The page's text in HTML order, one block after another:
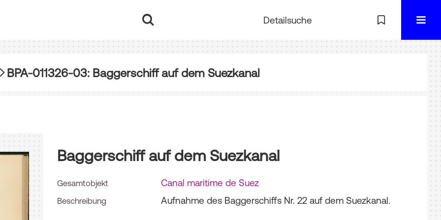
Detailsuche
BPA-011326-03: Baggerschiff auf dem Suezkanal
Baggerschiff auf dem Suezkanal
Gesamtobjekt Canal maritime de Suez
Beschreibung Aufnahme des Baggerschiffs Nr. 22 auf dem Suezkanal.